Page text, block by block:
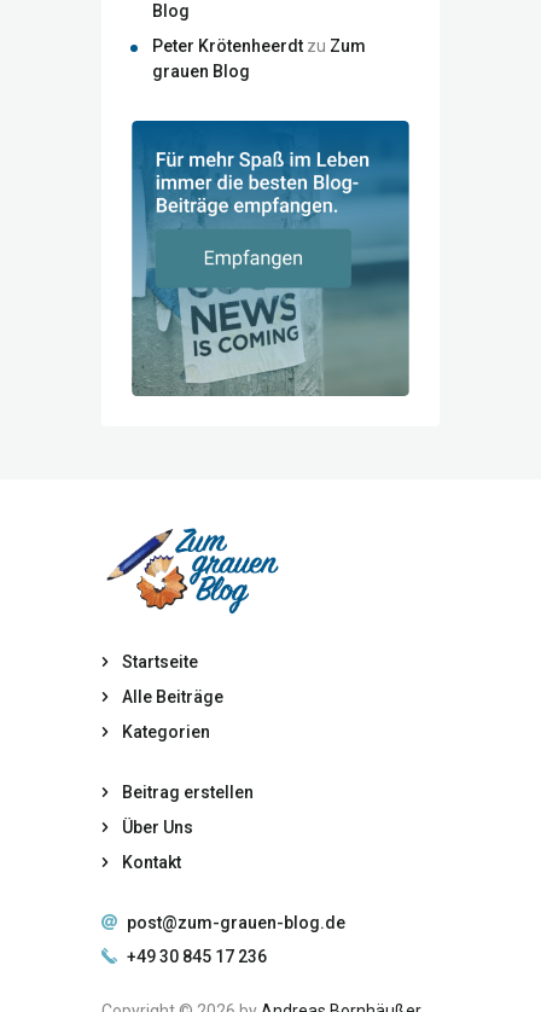
Blog
Peter Krötenheerdtzu Zum
grauen Blog
Startseite
Alle Beiträge
Kategorien
Beitrag erstellen
Über Uns
Kontakt
post@zum-grauen-blog.de
+49 30 845 17 236